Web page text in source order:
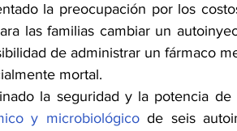
la preocupación por los
las familias cambiar un
de administrar un fármaco
mortal.
la seguridad y la potencia
y microbiológico de seis